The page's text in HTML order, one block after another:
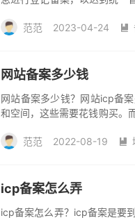
良互联网信息的传播。
范范 2023-04-24 
网站备案多少钱
网站备案多少钱？网站icp备
和空间，这些需要花钱购买。
范范
2022-08-19 
icp备案怎么弄
icp备案怎么弄？icp备案是要